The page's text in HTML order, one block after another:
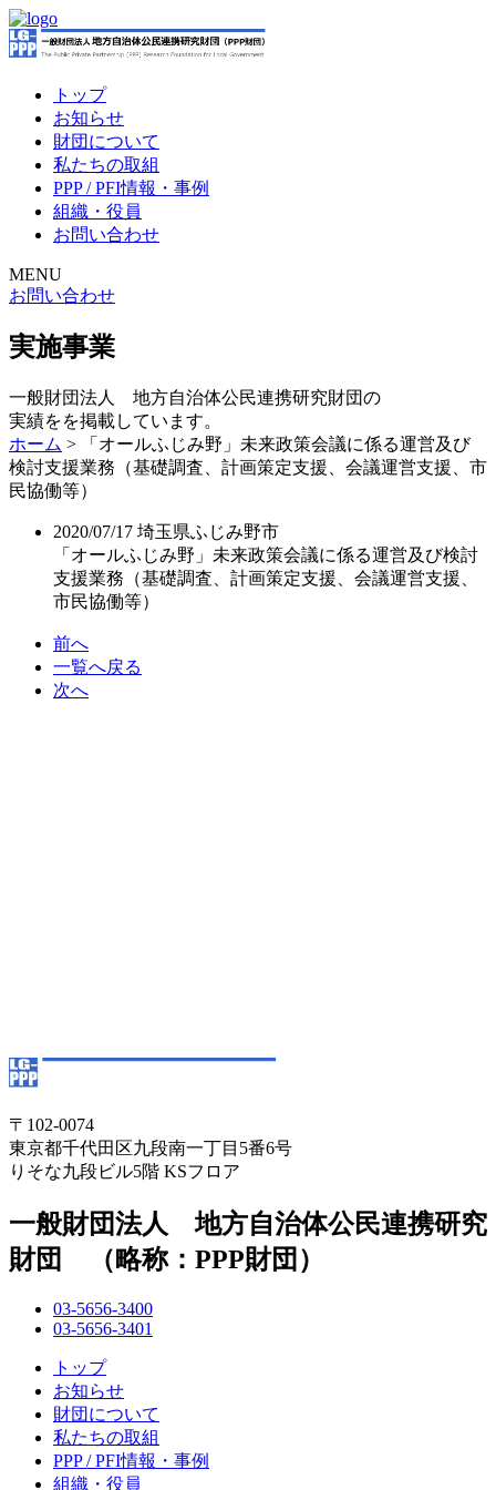
トップ
お知らせ
財団について
私たちの取組
PPP / PFI情報・事例
組織・役員
お問い合わせ
MENU
お問い合わせ
実施事業
一般財団法人 地方自治体公民連携研究財団の
実績をを掲載しています。
ホーム >
「オールふじみ野」未来政策会議に係る運営及び
検討支援業務（基礎調査、計画策定支援、会議運営支援、市
民協働等）
2020/07/17 埼玉県ふじみ野市
「オールふじみ野」未来政策会議に係る運営及び検討
支援業務（基礎調査、計画策定支援、会議運営支援、
市民協働等）
前へ
一覧へ戻る
次へ
〒102-0074
東京都千代田区九段南一丁目5番6号
りそな九段ビル5階 KSフロア
一般財団法人 地方自治体公民連携研究
財団 （略称：PPP財団）
03-5656-3400
03-5656-3401
トップ
お知らせ
財団について
私たちの取組
PPP / PFI情報・事例
組織・役員